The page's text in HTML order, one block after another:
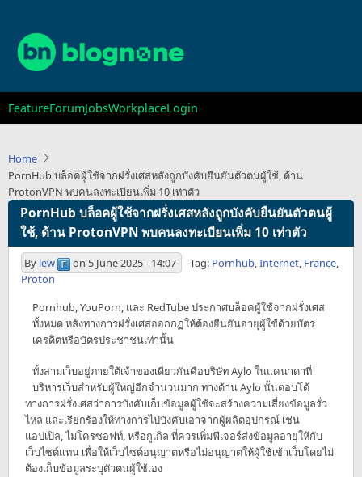
main
content
Main
navigation
FeatureForumJobsWorkplaceLogin
Home
PornHub บล็อคผู้ใช้จากฝรั่งเศสหลังถูกบังคับยืนยันตัวตนผู้ใช้, ด้าน
ProtonVPN พบคนลงทะเบียนเพิ่ม 10 เท่าตัว
PornHub บล็อคผู้ใช้จากฝรั่งเศสหลังถูกบังคับยืนยันตัวตนผู้
ใช้, ด้าน ProtonVPN พบคนลงทะเบียนเพิ่ม 10 เท่าตัว
By lew on 5 June 2025 - 14:07 Tag: Pornhub,Internet, France,
Proton
Pornhub, YouPorn, และ RedTube ประกาศบล็อคผู้ใช้จากฝรั่งเศส
ทั้งหมด หลังทางการฝรั่งเศสออกกฏให้ต้องยืนยันอายุผู้ใช้ด้วยบัตร
เครดิตหรือบัตรประชาชนเท่านั้น
ทั้งสามเว็บอยู่ภายใต้เจ้าของเดียวกันคือบริษัท Aylo ในแคนาดาที่
บริหารเว็บสำหรับผู้ใหญ่อีกจำนวนมาก ทางด้าน Aylo นั้นตอบโต้
ทางการฝรั่งเศสว่าการบังคับเก็บข้อมูลผู้ใช้จะสร้างความเสี่ยงข้อมูลรั่ว
ไหล และเรียกร้องให้ทางการไปบังคับเอาจากผู้ผลิตอุปกรณ์ เช่น
แอปเปิล, ไมโครซอฟท์, หรือกูเกิล ที่ควรเพิ่มฟีเจอร์ส่งข้อมูลอายุให้กับ
เว็บไซต์แทน เพื่อให้เว็บไซต์อนุญาตหรือไม่อนุญาตให้ผู้ใช้เข้าเว็บโดยไม่
ต้องเก็บข้อมูลระบุตัวตนผู้ใช้เอง